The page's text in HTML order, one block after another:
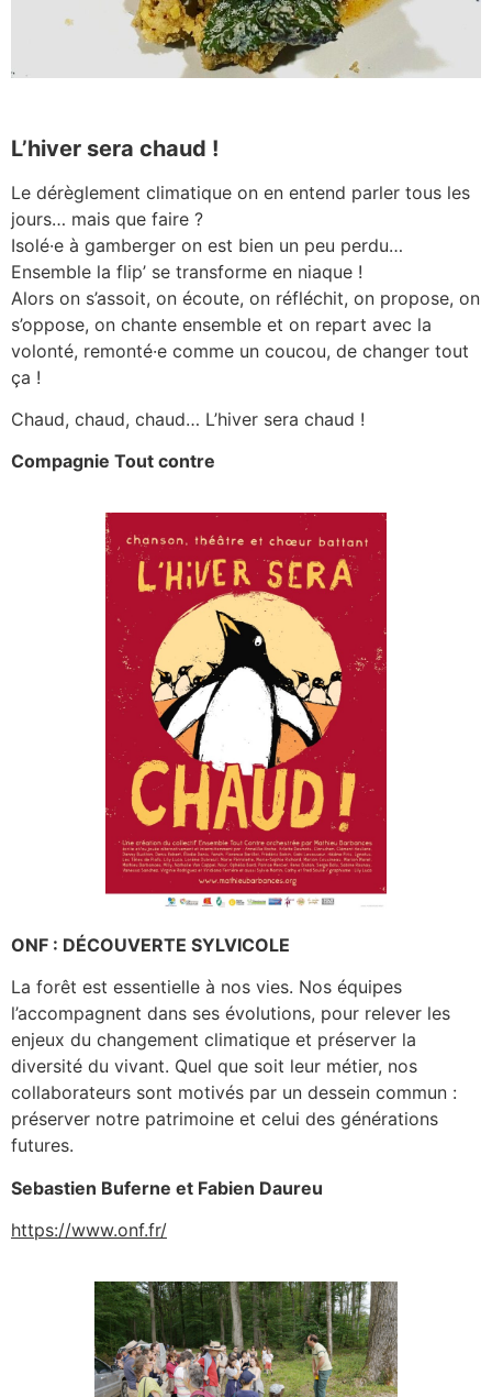
L’hiver sera chaud !
Le dérèglement climatique on en entend parler tous les
jours… mais que faire ?
Isolé·e à gamberger on est bien un peu perdu…
Ensemble la flip’ se transforme en niaque !
Alors on s’assoit, on écoute, on réfléchit, on propose, on
s’oppose, on chante ensemble et on repart avec la
volonté, remonté·e comme un coucou, de changer tout
ça !
Chaud, chaud, chaud… L’hiver sera chaud !
Compagnie Tout contre
ONF : DÉCOUVERTE SYLVICOLE
La forêt est essentielle à nos vies. Nos équipes
l’accompagnent dans ses évolutions, pour relever les
enjeux du changement climatique et préserver la
diversité du vivant. Quel que soit leur métier, nos
collaborateurs sont motivés par un dessein commun :
préserver notre patrimoine et celui des générations
futures.
Sebastien Buferne et Fabien Daureu
https://www.onf.fr/